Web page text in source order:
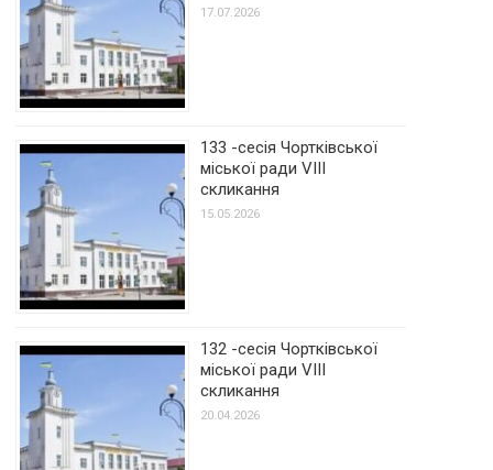
17.07.2026
133 -сесія Чортківської
міської ради VIII
скликання
15.05.2026
132 -сесія Чортківської
міської ради VIII
скликання
20.04.2026